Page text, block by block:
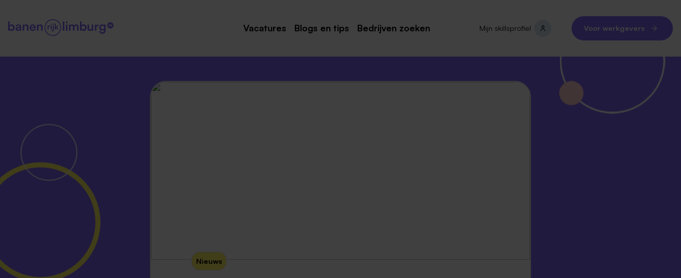
Vacatures
Maastricht
Roermond
Blogs en tips Bedrijven zoeken Mijn skillsprofiel Voor werkgevers
Nieuws